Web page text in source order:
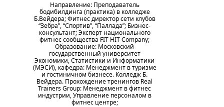
Направление: Преподаватель
бодибилдинга (практика) в колледже
Б.Вейдера; Фитнес директор сети клубов
“Зебра”, “Спортив”, “Паллада”; Бизнес-
консультант; Эксперт национального
фитнес сообщества FIT HIT Company;
Образование: Московский
государственный университет
Экономики, Статистики и Информатики
(МЭСИ), кафедра: Менеджмент в туризме
и гостиничном бизнесе. Колледж Б.
Вейдера. Прохождение тренингов Real
Trainers Group: Менеджмент в фитнес
индустрии, Управление персоналом в
фитнес центре;